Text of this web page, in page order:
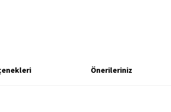
Önerileriniz